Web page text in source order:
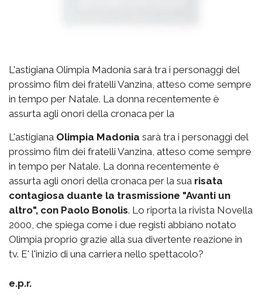
L'astigiana Olimpia Madonia sarà tra i personaggi del
prossimo film dei fratelli Vanzina, atteso come sempre
in tempo per Natale. La donna recentemente è
assurta agli onori della cronaca per la
L'astigiana Olimpia Madonia sarà tra i personaggi del
prossimo film dei fratelli Vanzina, atteso come sempre
in tempo per Natale. La donna recentemente è
assurta agli onori della cronaca per la sua risata
contagiosa duante la trasmissione "Avanti un
altro", con Paolo Bonolis. Lo riporta la rivista Novella
2000, che spiega come i due registi abbiano notato
Olimpia proprio grazie alla sua divertente reazione in
tv. E' l'inizio di una carriera nello spettacolo?
e.p.r.